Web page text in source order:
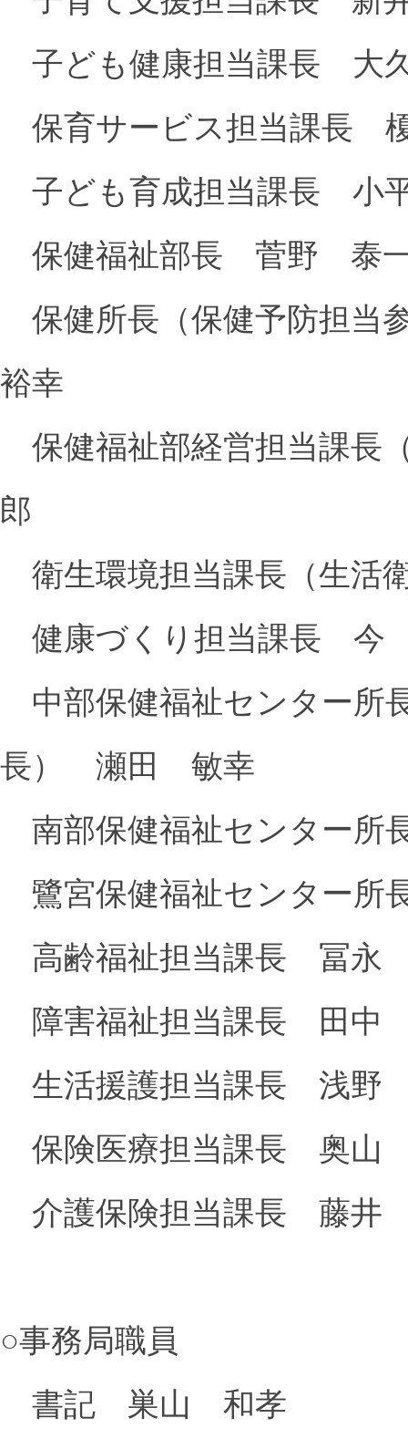
子ども健康担当課長 大
保育サービス担当課長
子ども育成担当課長 小
保健福祉部長 菅野 泰
保健所長（保健予防担
裕幸
保健福祉部経営担当課
郎
衛生環境担当課長（生
健康づくり担当課長 今
中部保健福祉センター所
長） 瀬田 敏幸
南部保健福祉センター
鷺宮保健福祉センター
高齢福祉担当課長 冨永
障害福祉担当課長 田中
生活援護担当課長 浅野
保険医療担当課長 奥山
介護保険担当課長 藤井
○事務局職員
書記 巣山 和孝